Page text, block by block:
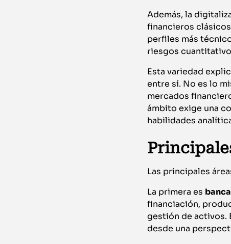
Además, la
financieros
perfiles más
riesgos
Esta variedad
entre sí. No es lo
mercados
ámbito exige una
habilidades
Las principales
La primera es
financiación,
gestión de activos.
desde una